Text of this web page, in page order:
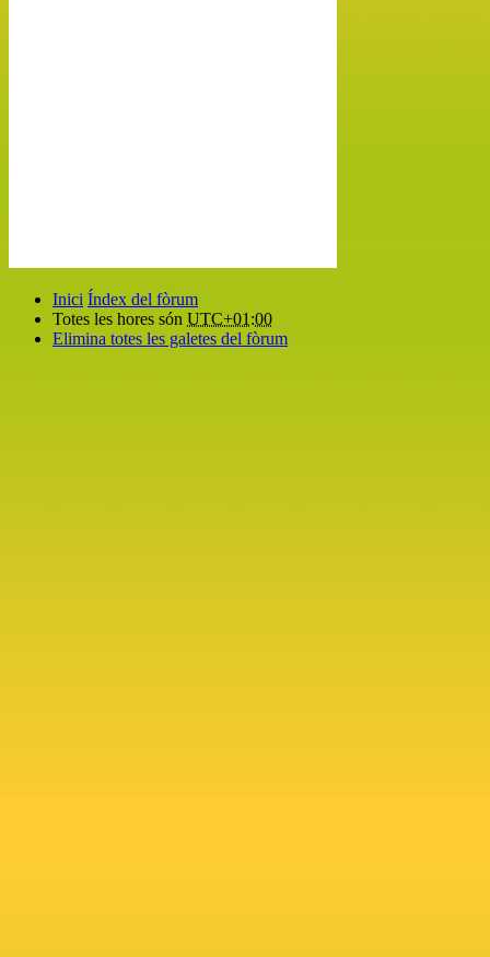
Inici Índex del fòrum
Totes les hores són UTC+01:00
Elimina totes les galetes del fòrum